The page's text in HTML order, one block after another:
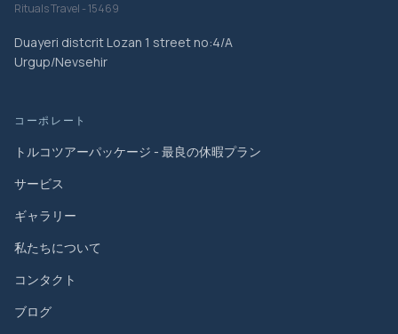
Rituals Travel - 15469
Duayeri distcrit Lozan 1 street no:4/A
Urgup/Nevsehir
コーポレート
トルコツアーパッケージ - 最良の休暇プラン
サービス
ギャラリー
私たちについて
コンタクト
ブログ